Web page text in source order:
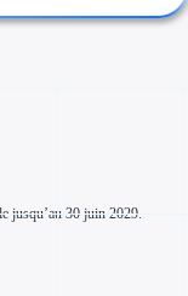
jusqu’au 30 juin 2029.